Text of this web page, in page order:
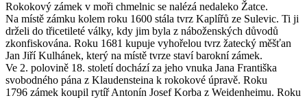
Rokokový zámek v moři chmelnic se nalézá nedaleko Žatce.
Na místě zámku kolem roku 1600 stála tvrz Kaplířů ze Sulevic. Ti ji
drželi do třicetileté války, kdy jim byla z náboženských důvodů
zkonfiskována. Roku 1681 kupuje vyhořelou tvrz žatecký měšťan
Jan Jiří Kulhánek, který na místě tvrze staví barokní zámek.
Ve 2. polovině 18. století dochází za jeho vnuka Jana Františka
svobodného pána z Klaudensteina k rokokové úpravě. Roku
1796 zámek koupil rytíř Antonín Josef Korba z Weidenheimu. Roku